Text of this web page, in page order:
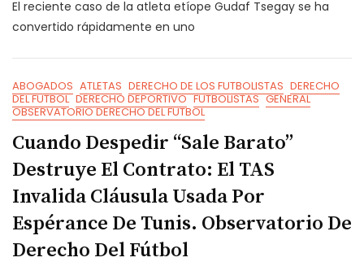
El reciente caso de la atleta etíope Gudaf Tsegay se ha
convertido rápidamente en uno
ABOGADOS ATLETAS DERECHO DE LOS FUTBOLISTAS DERECHO
DEL FUTBOL DERECHO DEPORTIVO FUTBOLISTAS GENERAL
OBSERVATORIO DERECHO DEL FUTBOL
Cuando Despedir “sale Barato”
Destruye El Contrato: El TAS
Invalida Cláusula Usada Por
Espérance De Tunis. Observatorio De
Derecho Del Fútbol